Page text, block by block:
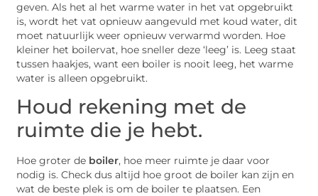
geven. Als het al het warme water in het vat opgebruikt
is, wordt het vat opnieuw aangevuld met koud water, dit
moet natuurlijk weer opnieuw verwarmd worden. Hoe
kleiner het boilervat, hoe sneller deze ‘leeg’ is. Leeg staat
tussen haakjes, want een boiler is nooit leeg, het warme
water is alleen opgebruikt.
Houd rekening met de
ruimte die je hebt.
Hoe groter de boiler, hoe meer ruimte je daar voor
nodig is. Check dus altijd hoe groot de boiler kan zijn en
wat de beste plek is om de boiler te plaatsen. Een